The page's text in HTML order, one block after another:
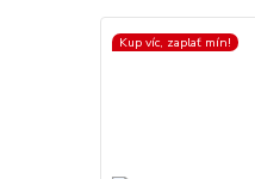
Kup víc, zaplať mín!